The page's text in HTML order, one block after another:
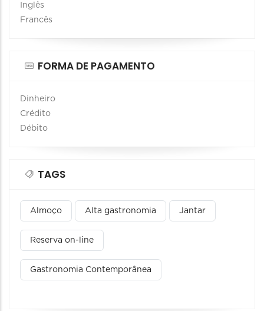
Inglês
Francês
FORMA DE PAGAMENTO
Dinheiro
Crédito
Débito
TAGS
Almoço Alta gastronomia Jantar
Reserva on-line
Gastronomia Contemporânea